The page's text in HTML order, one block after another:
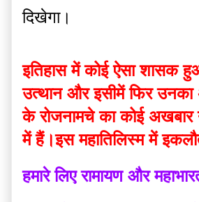
दिखेगा।
इतिहास में कोई ऐसा शासक
उत्थान और इसीमें फिर उनका
के रोजनामचे का कोई अखबार
में हैं।इस महातिलिस्म में
हमारे लिए रामायण और